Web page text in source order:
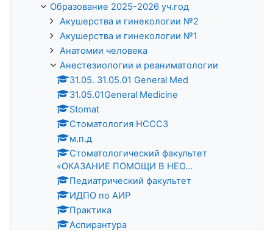
Образование 2025-2026 уч.год
Акушерства и гинекологии №2
Акушерства и гинекологии №1
Анатомии человека
Анестезиологии и реаниматологии
31.05. 31.05.01 General Med
31.05.01General Medicine
Stomat
Стоматология НСССЗ
м.п.д
Стоматологический факультет
«ОКАЗАНИЕ ПОМОЩИ В НЕО...
Педиатрический факультет
ИДПО по АИР
Практика
Аспирантура